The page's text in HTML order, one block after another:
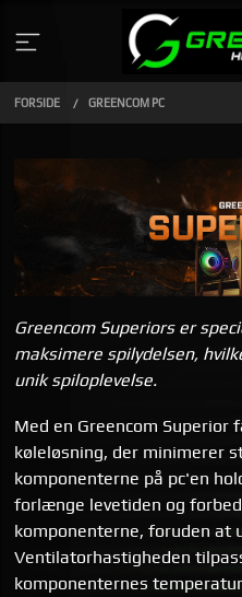
indhold
FORSIDE GREENCOM PC
Greencom Superiors er
maksimere spilydelsen,
unik spiloplevelse.
Med en Greencom Superior
køleløsning, der minimerer
komponenterne på pc'en
forlænge levetiden og
komponenterne, foruden at
Ventilatorhastigheden
komponenternes